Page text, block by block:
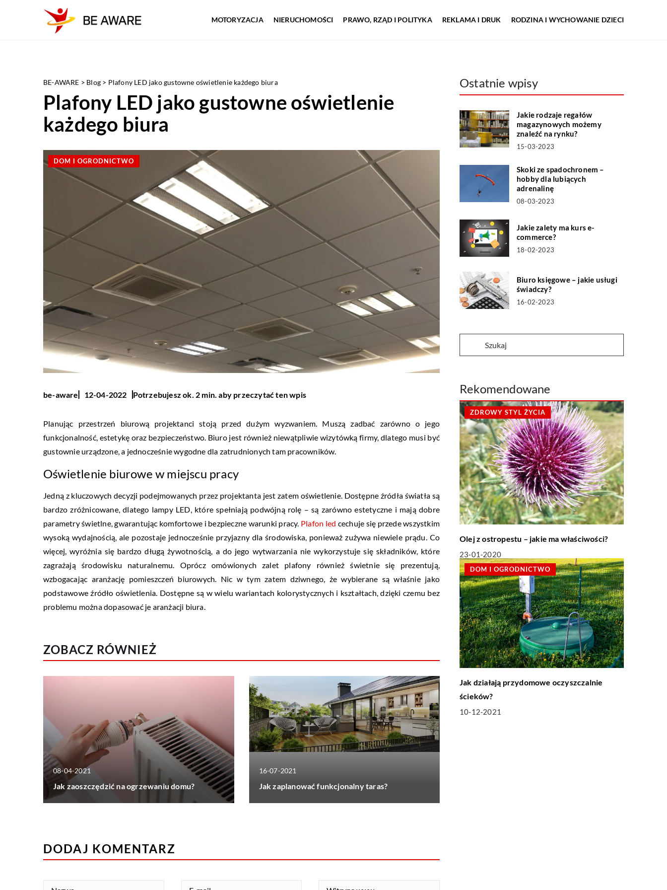
MOTORYZACJA NIERUCHOMOŚCI PRAWO, RZĄD I POLITYKA REKLAMA I DRUK RODZINA I WYCHOWANIE DZIECI
BE-AWARE > Blog > Plafony LED jako gustowne oświetlenie każdego biura
Plafony LED jako gustowne oświetlenie
każdego biura
DOM I OGRODNICTWO
be-aware 12-04-2022 Potrzebujesz ok. 2 min. aby przeczytać ten wpis
Planując przestrzeń biurową projektanci stoją przed dużym wyzwaniem. Muszą zadbać zarówno o jego
funkcjonalność, estetykę oraz bezpieczeństwo. Biuro jest również niewątpliwie wizytówką firmy, dlatego musi być
gustownie urządzone, a jednocześnie wygodne dla zatrudnionych tam pracowników.
Oświetlenie biurowe w miejscu pracy
Jedną z kluczowych decyzji podejmowanych przez projektanta jest zatem oświetlenie. Dostępne źródła światła są
bardzo zróżnicowane, dlatego lampy LED, które spełniają podwójną rolę – są zarówno estetyczne i mają dobre
parametry świetlne, gwarantując komfortowe i bezpieczne warunki pracy. Plafon led cechuje się przede wszystkim
wysoką wydajnością, ale pozostaje jednocześnie przyjazny dla środowiska, ponieważ zużywa niewiele prądu. Co
więcej, wyróżnia się bardzo długą żywotnością, a do jego wytwarzania nie wykorzystuje się składników, które
zagrażają środowisku naturalnemu. Oprócz omówionych zalet plafony również świetnie się prezentują,
wzbogacając aranżację pomieszczeń biurowych. Nic w tym zatem dziwnego, że wybierane są właśnie jako
podstawowe źródło oświetlenia. Dostępne są w wielu wariantach kolorystycznych i kształtach, dzięki czemu bez
problemu można dopasować je aranżacji biura.
ZOBACZ RÓWNIEŻ
08-04-2021
Jak zaoszczędzić na ogrzewaniu domu?
16-07-2021
Jak zaplanować funkcjonalny taras?
Ostatnie wpisy
Jakie rodzaje regałów
magazynowych możemy
znaleźć na rynku?
15-03-2023
Skoki ze spadochronem –
hobby dla lubiących
adrenalinę
08-03-2023
Jakie zalety ma kurs e-
commerce?
18-02-2023
Biuro księgowe – jakie usługi
świadczy?
16-02-2023
Rekomendowane
ZDROWY STYL ŻYCIA
Olej z ostropestu – jakie ma właściwości?
23-01-2020
DOM I OGRODNICTWO
Jak działają przydomowe oczyszczalnie
ścieków?
10-12-2021
DODAJ KOMENTARZ